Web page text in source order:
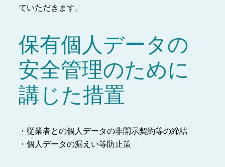
ていただきます。
保有個人データの
安全管理のために
講じた措置
・従業者との個人データの非開示契約等の締結
・個人データの漏えい等防止策